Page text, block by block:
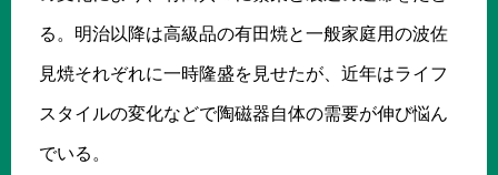
る。明治以降は高級品の有田焼と一般家庭用の波佐
見焼それぞれに一時隆盛を見せたが、近年はライフ
スタイルの変化などで陶磁器自体の需要が伸び悩ん
でいる。